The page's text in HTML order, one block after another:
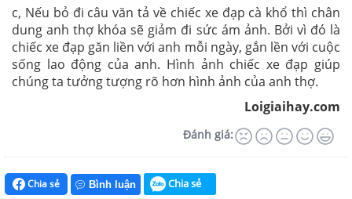
c, Nếu bỏ đi câu văn tả về chiếc xe đạp cà khổ thì chân
dung anh thợ khóa sẽ giảm đi sức ám ảnh. Bởi vì đó là
chiếc xe đạp găn liền với anh mỗi ngày, gắn lền với cuộc
sống lao động của anh. Hình ảnh chiếc xe đạp giúp
chúngta tưởng tượng rõ hơn hình ảnh của anh thợ.
Loigiaihay.com
Đánh giá:
Chia sẻ Bình luận Chia sẻ